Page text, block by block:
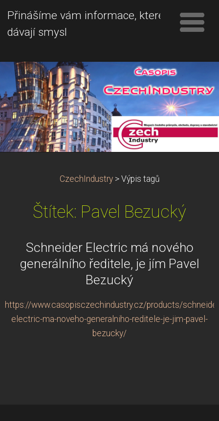
Přinášíme vám informace, které
dávají smysl
CzechIndustry > Výpis tagů
Štítek: Pavel Bezucký
Schneider Electric má nového
generálního ředitele, je jím Pavel
Bezucký
https://www.casopisczechindustry.cz/products/
electric-ma-noveho-generalniho-reditele-je-jim-pavel-
bezucky/